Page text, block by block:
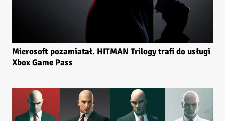
Microsoft pozamiatał. HITMAN Trilogy trafi do usługi
Xbox Game Pass